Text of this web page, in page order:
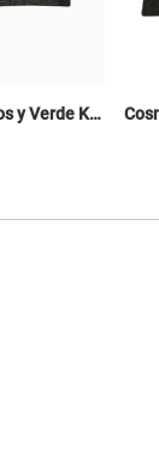
Cosmetiquera Bordada - Bordeos y Verde Kaki - Fashion Inca